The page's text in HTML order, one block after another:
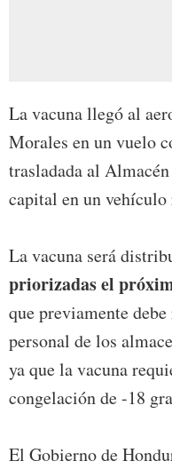
La vacuna llegó al
Morales en un vuelo
trasladada al
capital en un
La vacuna será
priorizadas el
que previamente
personal de los
ya que la vacuna
congelación de -18
El Gobierno de